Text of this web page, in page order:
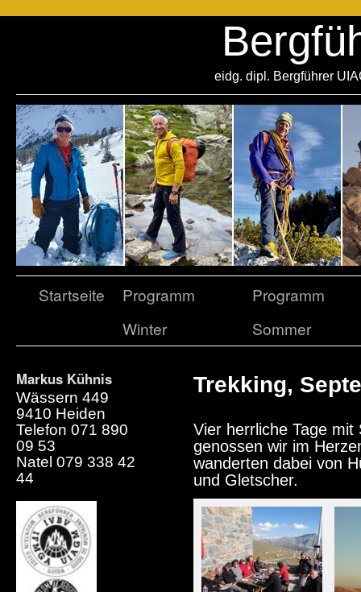
eidg. dipl. Bergführer
Startseite
Programm
Winter
Programm
Sommer
Markus Kühnis
Wässern 449
9410 Heiden
Telefon 071 890
09 53
Natel 079 338 42
44
Trekking,
Vier herrliche Tage
genossen wir im
wanderten dabei von
und Gletscher.